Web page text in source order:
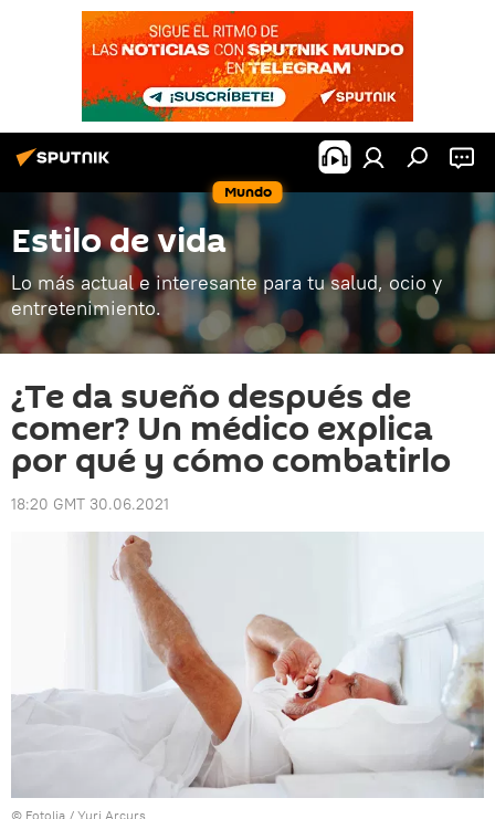
Mundo
Estilo de vida
Lo más actual e interesante para tu salud, ocio y
entretenimiento.
¿Te da sueño después de
comer? Un médico explica
por qué y cómo combatirlo
18:20 GMT 30.06.2021
© Fotolia / Yuri Arcurs